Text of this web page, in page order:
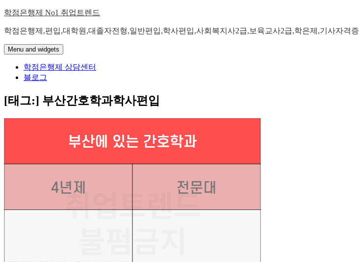
Skip
content
학점은행제 No1 취업트렌드
학점은행제,편입,대학원,대졸자전형,일반편입,학사편입,사회복지사2급,보육교사2급,학은제,기사자격증
Menu and widgets
학점은행제 상담센터
블로그
[태그:] 부산간호학과학사편입